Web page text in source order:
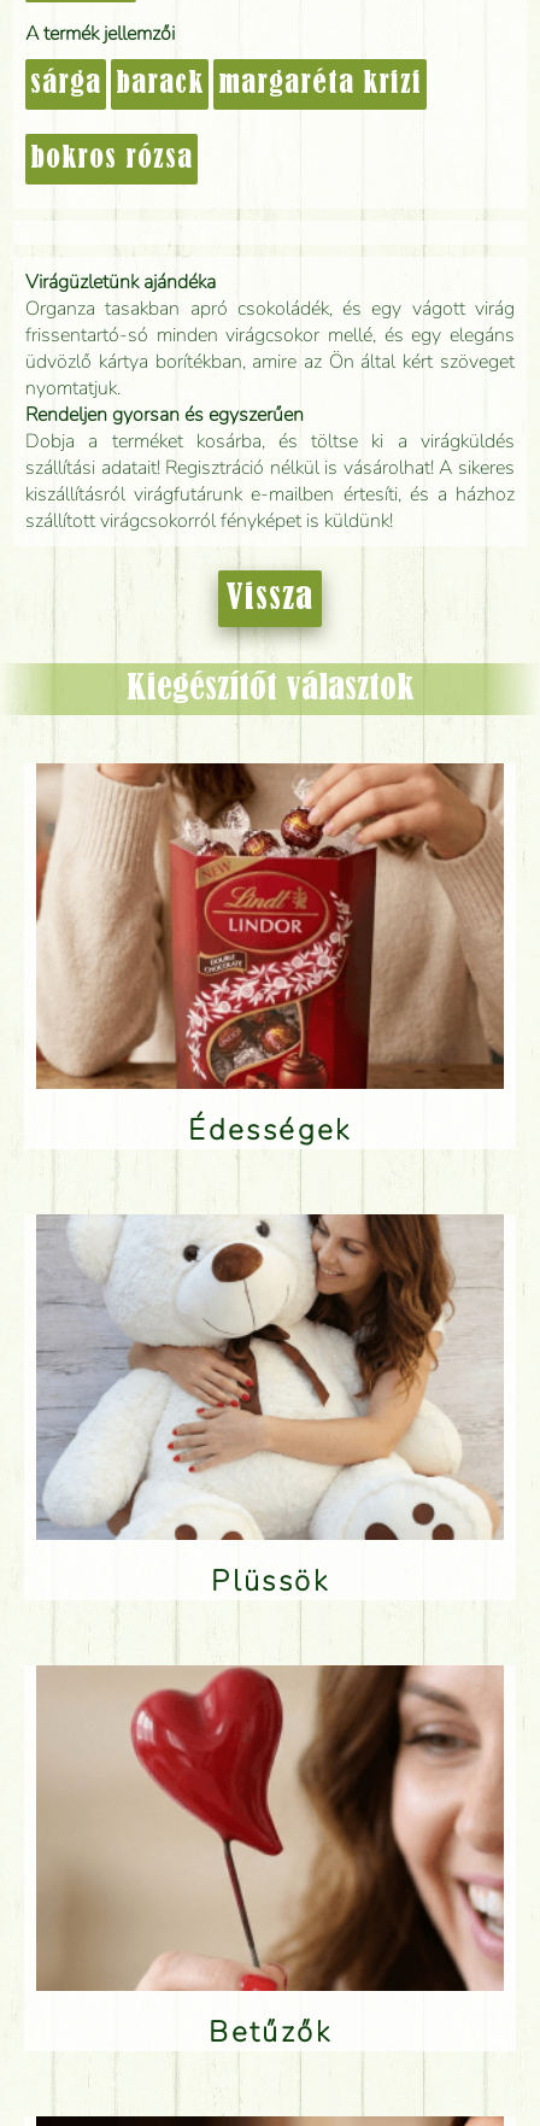
A termék jellemzői
sárga barack margaréta krizi
bokros rózsa
Virágüzletünk ajándéka
Organza tasakban apró csokoládék, és egy vágott virág
frissentartó-só minden virágcsokor mellé, és egy elegáns
üdvözlő kártya borítékban, amire az Ön által kért szöveget
nyomtatjuk.
Rendeljen gyorsan és egyszerűen
Dobja a terméket kosárba, és töltse ki a virágküldés
szállítási adatait! Regisztráció nélkül is vásárolhat! A sikeres
kiszállításról virágfutárunk e-mailben értesíti, és a házhoz
szállított virágcsokorról fényképet is küldünk!
Vissza
Kiegészítőt választok
Édességek
Plüssök
Betűzők